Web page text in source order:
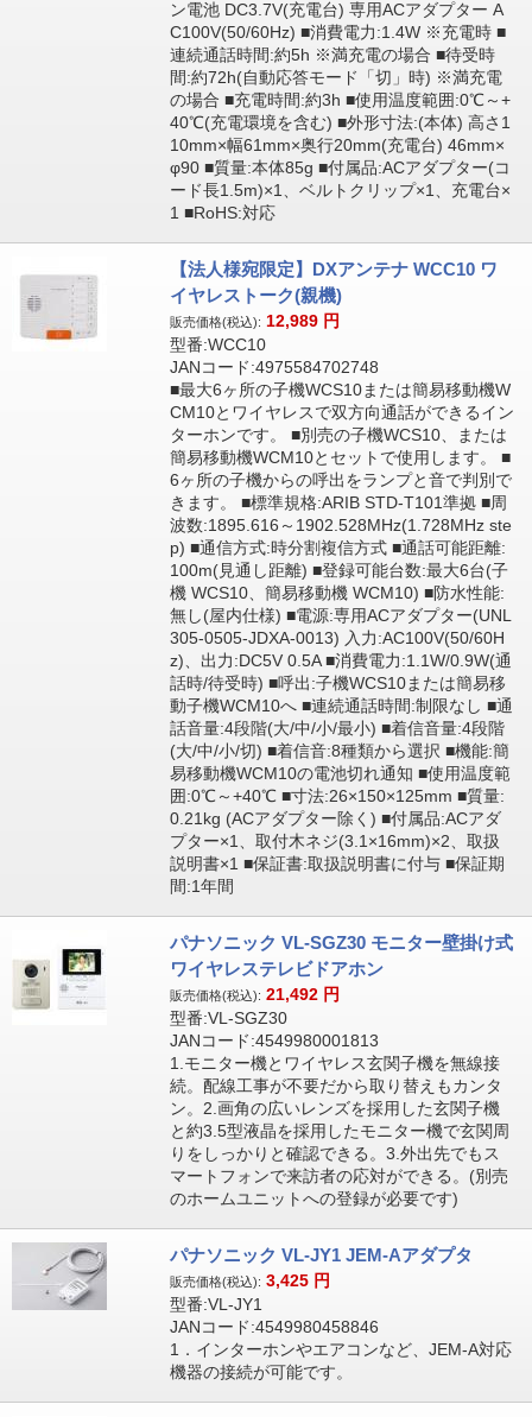
ン電池 DC3.7V(充電台) 専用ACアダプター A
C100V(50/60Hz) ■消費電力:1.4W ※充電時 ■
連続通話時間:約5h ※満充電の場合 ■待受時
間:約72h(自動応答モード「切」時) ※満充電
の場合 ■充電時間:約3h ■使用温度範囲:0℃～+
40℃(充電環境を含む) ■外形寸法:(本体) 高さ1
10mm×幅61mm×奥行20mm(充電台) 46mm×
φ90 ■質量:本体85g ■付属品:ACアダプター(コ
ード長1.5m)×1、ベルトクリップ×1、充電台×
1 ■RoHS:対応
【法人様宛限定】DXアンテナ WCC10 ワ
イヤレストーク(親機)
販売価格(税込): 12,989 円
型番:WCC10
JANコード:4975584702748
■最大6ヶ所の子機WCS10または簡易移動機W
CM10とワイヤレスで双方向通話ができるイン
ターホンです。 ■別売の子機WCS10、または
簡易移動機WCM10とセットで使用します。 ■
6ヶ所の子機からの呼出をランプと音で判別で
きます。 ■標準規格:ARIB STD-T101準拠 ■周
波数:1895.616～1902.528MHz(1.728MHz ste
p) ■通信方式:時分割複信方式 ■通話可能距離:
100m(見通し距離) ■登録可能台数:最大6台(子
機 WCS10、簡易移動機 WCM10) ■防水性能:
無し(屋内仕様) ■電源:専用ACアダプター(UNL
305-0505-JDXA-0013) 入力:AC100V(50/60H
z)、出力:DC5V 0.5A ■消費電力:1.1W/0.9W(通
話時/待受時) ■呼出:子機WCS10または簡易移
動子機WCM10へ ■連続通話時間:制限なし ■通
話音量:4段階(大/中/小/最小) ■着信音量:4段階
(大/中/小/切) ■着信音:8種類から選択 ■機能:簡
易移動機WCM10の電池切れ通知 ■使用温度範
囲:0℃～+40℃ ■寸法:26×150×125mm ■質量:
0.21kg (ACアダプター除く) ■付属品:ACアダ
プター×1、取付木ネジ(3.1×16mm)×2、取扱
説明書×1 ■保証書:取扱説明書に付与 ■保証期
間:1年間
パナソニック VL-SGZ30 モニター壁掛け式
ワイヤレステレビドアホン
販売価格(税込): 21,492 円
型番:VL-SGZ30
JANコード:4549980001813
1.モニター機とワイヤレス玄関子機を無線接
続。配線工事が不要だから取り替えもカンタ
ン。2.画角の広いレンズを採用した玄関子機
と約3.5型液晶を採用したモニター機で玄関周
りをしっかりと確認できる。3.外出先でもス
マートフォンで来訪者の応対ができる。(別売
のホームユニットへの登録が必要です)
パナソニック VL-JY1 JEM-Aアダプタ
販売価格(税込): 3,425 円
型番:VL-JY1
JANコード:4549980458846
1．インターホンやエアコンなど、JEM-A対応
機器の接続が可能です。